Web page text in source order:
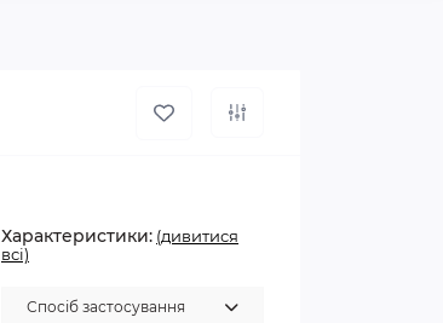
Характеристики: (дивитися
всі)
Спосіб застосування